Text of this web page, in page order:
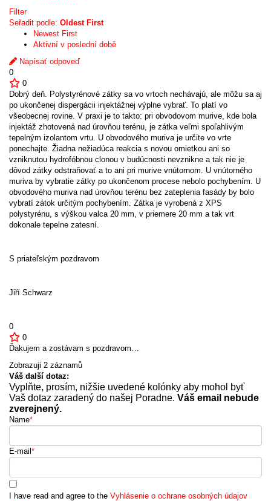
Filter
Seřadit podle: Oldest First
Newest First
Aktivní v poslední době
Napísať odpoveď
0
0
Dobrý deň. Polystyrénové zátky sa vo vrtoch nechávajú, ale môžu sa aj
po ukončenej dispergácii injektážnej výplne vybrať. To platí vo
všeobecnej rovine. V praxi je to takto: pri obvodovom murive, kde bola
injektáž zhotovená nad úrovňou terénu, je zátka veľmi spoľahlivým
tepelným izolantom vrtu. U obvodového muriva je určite vo vrte
ponechajte. Žiadna nežiadúca reakcia s novou omietkou ani so
vzniknutou hydrofóbnou clonou v budúcnosti nevznikne a tak nie je
dôvod zátky odstraňovať a to ani pri murive vnútornom. U vnútorného
muriva by vybratie zátky po ukončenom procese nebolo pochybením. U
obvodového muriva nad úrovňou terénu bez zateplenia fasády by bolo
vybratí zátok určitým pochybením. Zátka je vyrobená z XPS
polystyrénu, s výškou valca 20 mm, v priemere 20 mm a tak vrt
dokonale tepelne zatesní.
S priateľským pozdravom
Jiří Schwarz
0
0
Ďakujem a zostávam s pozdravom…
Zobrazuji 2 záznamů
Váš další dotaz:
Vyplňte, prosím, nižšie uvedené kolónky aby mohol byť
Vaš dotaz zaradený do našej Poradne. Váš email nebude
zverejnený.
Name*
E-mail *
I have read and agree to the Vyhlásenie o ochrane osobných údajov